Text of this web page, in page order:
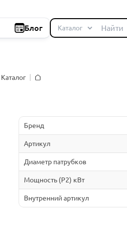
Блог
Каталог
Бренд
Артикул
Диаметр патрубков
Мощность (P2) кВт
Внутренний артикул